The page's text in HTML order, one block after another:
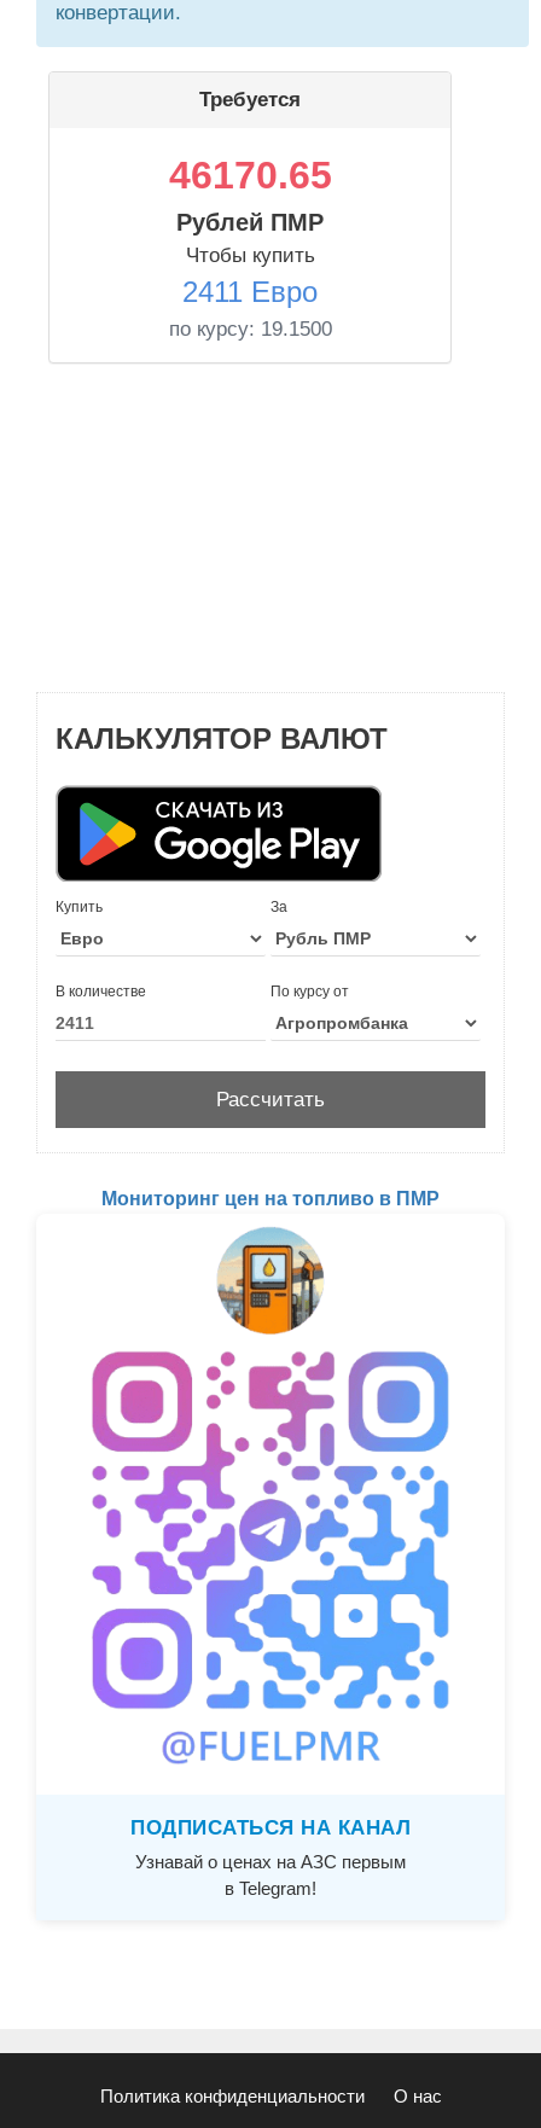
конвертации.
Требуется
46170.65
Рублей ПМР
Чтобы купить
2411 Евро
по курсу: 19.1500
КАЛЬКУЛЯТОР ВАЛЮТ
Купить За
В количестве По курсу от
Мониторинг цен на топливо в ПМР
ПОДПИСАТЬСЯ НА КАНАЛ
Узнавай о ценах на АЗС первым
в Telegram!
Политика конфиденциальности О нас